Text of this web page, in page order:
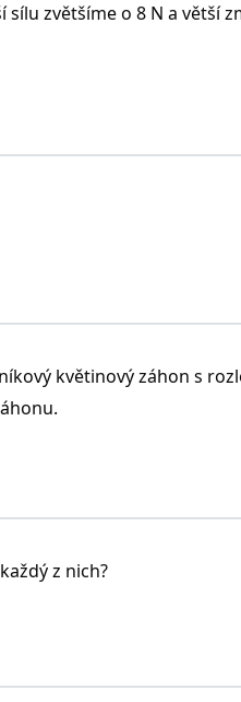
zvětšíme o 8 N a větší
květinový záhon s
z nich?